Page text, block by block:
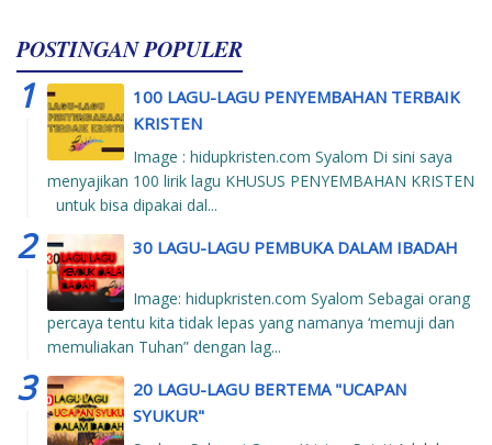
POSTINGAN POPULER
100 LAGU-LAGU PENYEMBAHAN TERBAIK
KRISTEN
Image : hidupkristen.com Syalom Di sini saya
menyajikan 100 lirik lagu KHUSUS PENYEMBAHAN KRISTEN
untuk bisa dipakai dal...
30 LAGU-LAGU PEMBUKA DALAM IBADAH
Image: hidupkristen.com Syalom Sebagai orang
percaya tentu kita tidak lepas yang namanya ‘memuji dan
memuliakan Tuhan” dengan lag...
20 LAGU-LAGU BERTEMA "UCAPAN
SYUKUR"